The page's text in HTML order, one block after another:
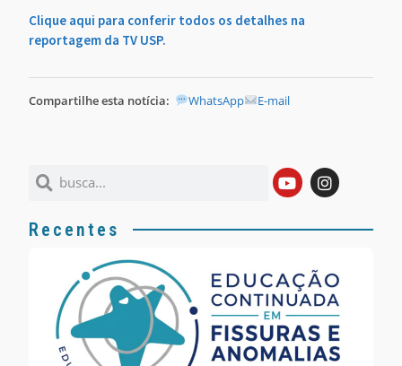
Clique aqui para conferir todos os detalhes na
reportagem da TV USP.
Compartilhe esta notícia: WhatsApp E-mail
Recentes